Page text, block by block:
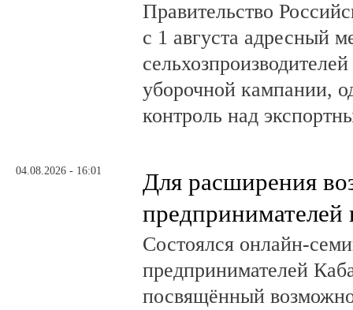
Правительство
с 1 августа адресный
уборочной кампании,
контроль над
04.08.2026 - 16:01
Для расширения
предпринимателей
Состоялся онлайн-
предпринимателей
посвящённый